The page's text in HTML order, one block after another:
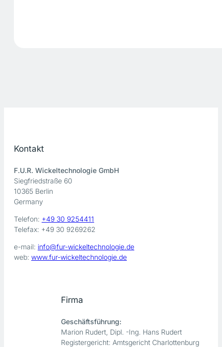
Kontakt
F.U.R. Wickeltechnologie GmbH
Siegfriedstraße 60
10365 Berlin
Germany
Telefon: +49 30 9254411
Telefax: +49 30 9269262
e-mail: info@fur-wickeltechnologie.de
web: www.fur-wickeltechnologie.de
Firma
Geschäftsführung:
Marion Rudert, Dipl. -Ing. Hans Rudert
Registergericht: Amtsgericht Charlottenburg